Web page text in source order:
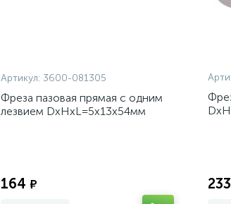
Артикул: 3600-081305
Фреза пазовая прямая с одним
лезвием DxHxL=5х13х54мм
164 ₽ 233